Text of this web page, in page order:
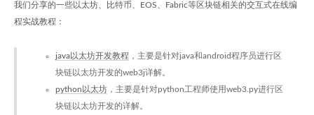
我们分享的一些以太坊、比特币、EOS、Fabric等区块链相关的交互式在线编
程实战教程：
java以太坊开发教程 ，主要是针对java和android程序员进行区
块链以太坊开发的web3j详解。
python以太坊 ，主要是针对python工程师使用web3.py进行区
块链以太坊开发的详解。